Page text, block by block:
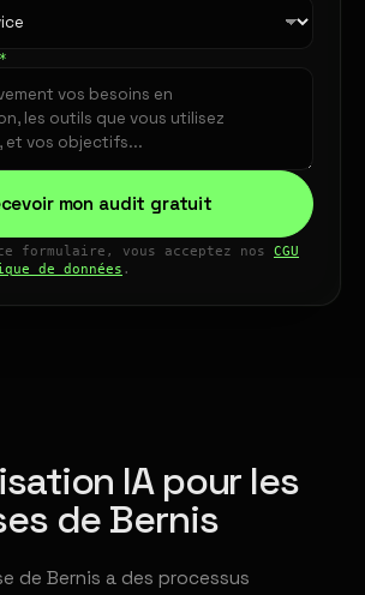
*
mon audit gratuit
formulaire, vous acceptez nos CGU
de données .
IA pour les
de Bernis
de Bernis a des processus